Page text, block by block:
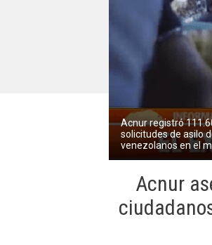
Acnur registró
solicitudes de asilo
venezolanos en el
Acnur